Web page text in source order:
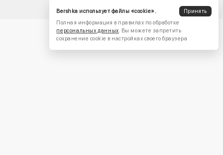
Bershka использует файлы «cookie».
Принять
Полная информация в правилах по обработке
персональных данных. Вы можете запретить
сохранение cookie в настройках своего браузера